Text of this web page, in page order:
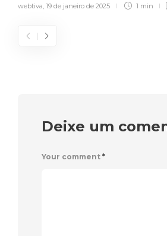
webtiva, 19 de janeiro de 2025 1 min
Deixe um
Your comment *